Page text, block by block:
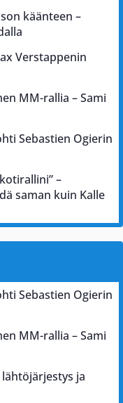
käänteen –
Verstappenin
MM-rallia – Sami
Sebastien Ogierin
–
saman kuin Kalle
Sebastien Ogierin
MM-rallia – Sami
ja